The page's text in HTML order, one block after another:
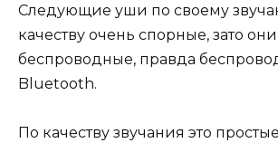
Следующие уши по своему
качеству очень спорные, зато они
беспроводные, правда
Bluetooth.
По качеству звучания это